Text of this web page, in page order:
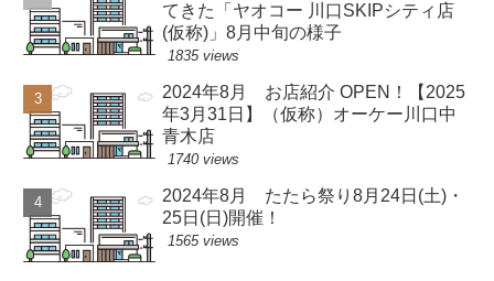
てきた「ヤオコー 川口SKIPシティ店
(仮称)」8月中旬の様子
1835 views
2024年8月 お店紹介 OPEN！【2025
年3月31日】（仮称）オーケー川口中
青木店
1740 views
2024年8月 たたら祭り8月24日(土)・
25日(日)開催！
1565 views